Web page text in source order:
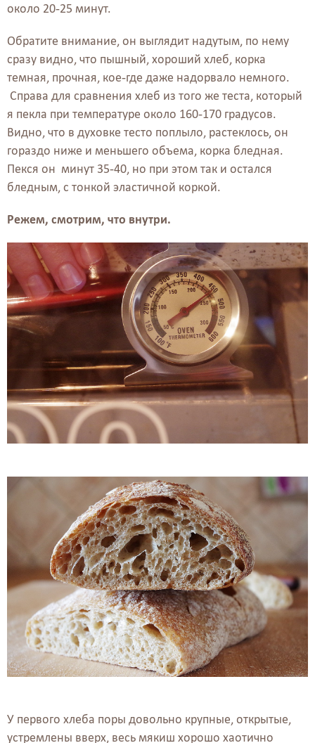
около 20-25 минут.
Обратите внимание, он выглядит надутым, по нему
сразу видно, что пышный, хороший хлеб, корка
темная, прочная, кое-где даже надорвало немного.
Справа для сравнения хлеб из того же теста, который
я пекла при температуре около 160-170 градусов.
Видно, что в духовке тесто поплыло, растеклось, он
гораздо ниже и меньшего объема, корка бледная.
Пекся он минут 35-40, но при этом так и остался
бледным, с тонкой эластичной коркой.
Режем, смотрим, что внутри.
У первого хлеба поры довольно крупные, открытые,
устремлены вверх, весь мякиш хорошо хаотично